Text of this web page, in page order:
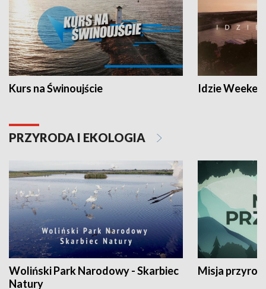
Kurs na Świnoujście Idzie
PRZYRODA I EKOLOGIA
Woliński Park Narodowy - Skarbiec
Natury
Misja